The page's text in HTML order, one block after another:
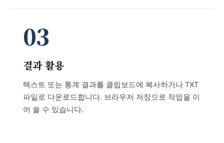
03
결과 활용
텍스트 또는 통계 결과를 클립보드에 복사하거나 TXT
파일로 다운로드합니다. 브라우저 저장으로 작업을 이
어 쓸 수 있습니다.